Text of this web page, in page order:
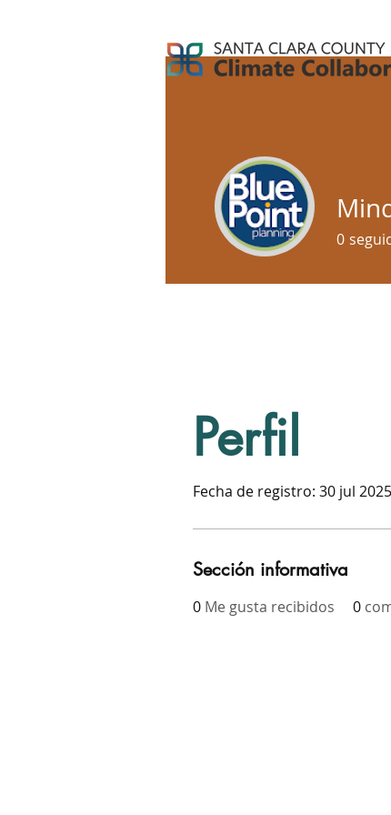
Perfil
Fecha de registro: 30 jul 2025
Sección informativa
0 Me gusta recibidos 0
0